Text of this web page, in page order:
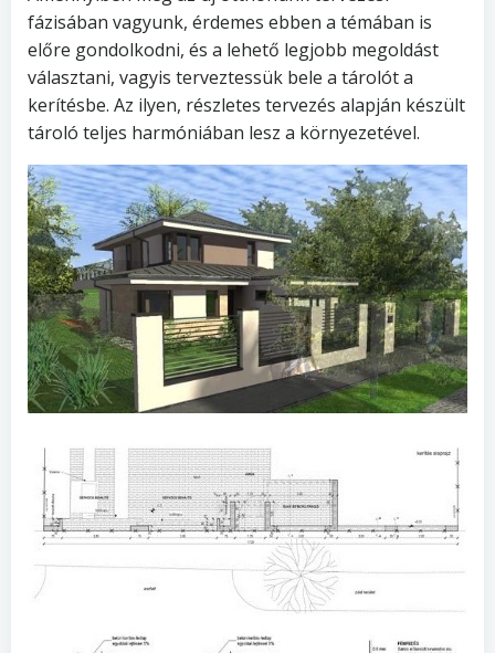
fázisában vagyunk, érdemes ebben a témában is
előre gondolkodni, és a lehető legjobb megoldást
választani, vagyis terveztessük bele a tárolót a
kerítésbe. Az ilyen, részletes tervezés alapján készült
tároló teljes harmóniában lesz a környezetével.